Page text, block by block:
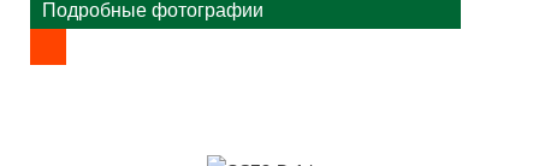
Подробные фотографии